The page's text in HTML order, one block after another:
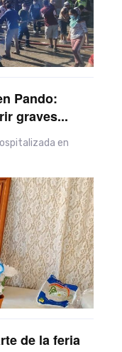
Pando:
graves...
en
de la feria